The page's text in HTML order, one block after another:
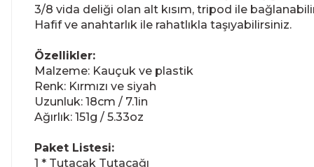
3/8 vida deliği olan alt kısım, tripod ile
Hafif ve anahtarlık ile rahatlıkla taşıyabilirsiniz.
Özellikler:
Malzeme: Kauçuk ve plastik
Renk: Kırmızı ve siyah
Uzunluk: 18cm / 7.1in
Ağırlık: 151g / 5.33oz
Paket Listesi:
1 * Tutacak Tutacağı